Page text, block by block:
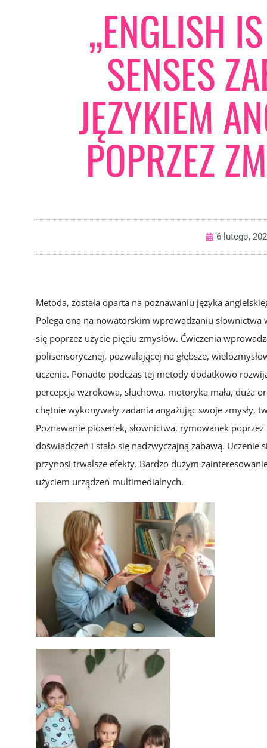
„ENGLISH
SENSES
JĘZYKIEM
POPRZEZ
6 lutego,
Metoda, została oparta na poznawaniu języka
Polega ona na nowatorskim wprowadzaniu
się poprzez użycie pięciu zmysłów. Ćwiczenia
polisensorycznej, pozwalającej na głębsze,
uczenia. Ponadto podczas tej metody dodatkowo
percepcja wzrokowa, słuchowa, motoryka mała, duża
chętnie wykonywały zadania angażując swoje zmysły,
Poznawanie piosenek, słownictwa, rymowanek
doświadczeń i stało się nadzwyczajną zabawą. Uczenie
przynosi trwalsze efekty. Bardzo dużym
użyciem urządzeń multimedialnych.